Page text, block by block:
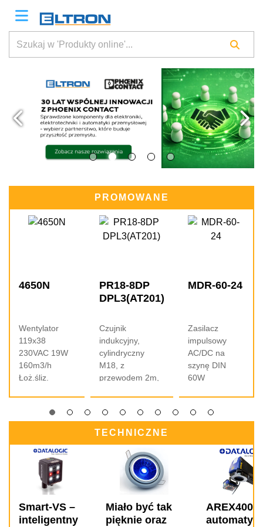
PROMOWANE
4650N
Wentylator
119x38
230VAC 19W
160m3/h
Łoż.śliz.
PR18-8DP
DPL3(AT201)
Czujnik
indukcyjny,
cylindryczny
M18, z
przewodem 2m,
zasilanie 15-
30VDC, wyjście
MDR-60-24
Zasilacz
impulsowy
AC/DC na
szynę DIN
60W
Uwyj 24VDC
TECHNICZNE
Smart-VS –
inteligentny
Miało być tak
pięknie oraz
AREX400 -